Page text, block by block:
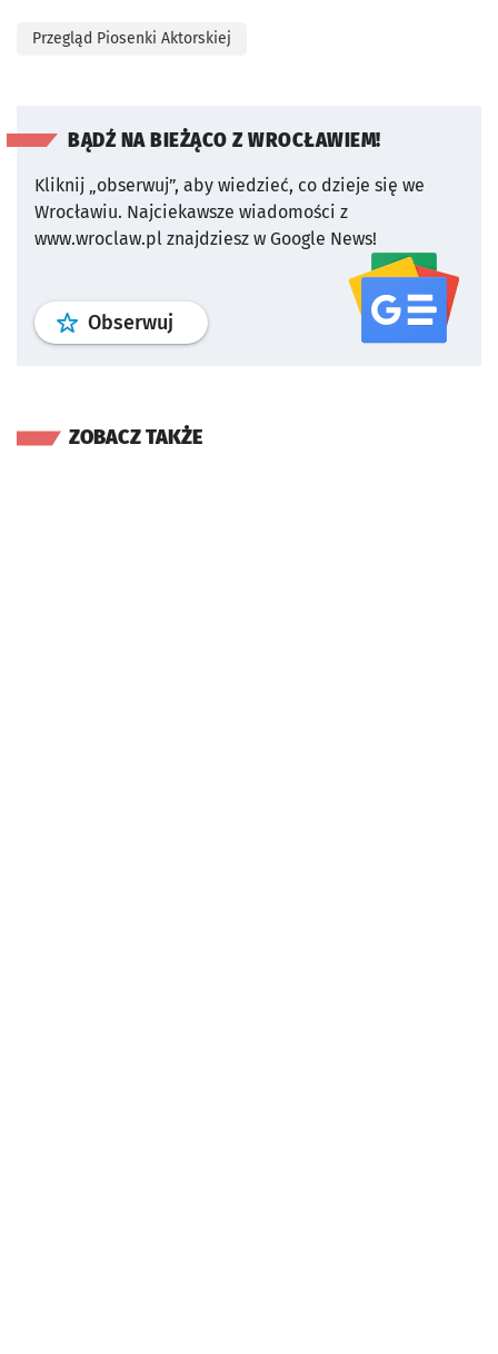
Przegląd Piosenki Aktorskiej
BĄDŹ NA BIEŻĄCO Z WROCŁAWIEM!
Kliknij „obserwuj”, aby wiedzieć, co dzieje się we
Wrocławiu. Najciekawsze wiadomości z
www.wroclaw.pl znajdziesz w Google News!
Obserwuj profil serwisu
ZOBACZ TAKŻE